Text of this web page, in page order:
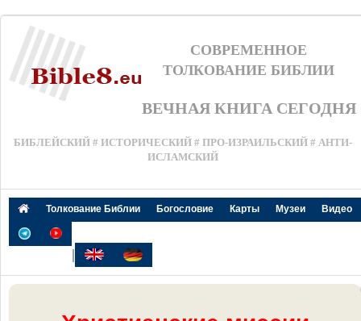
СОВРЕМЕННОЕ
ТОЛКОВАНИЕ БИБЛИИ
ВЕЧНАЯ КНИГА СЕГОДНЯ
БИБЛЕЙСКИЙ # ИСТОРИЧЕСКИЙ # ПРО-ИЗРАИЛЬСКИЙ # АНТИ-
ИСЛАМСКИЙ
Толкование Библии Богословие Карты Музеи Видео
|